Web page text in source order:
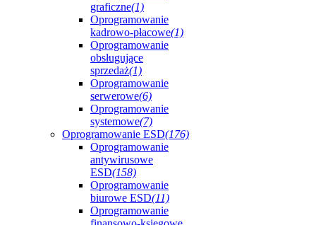
graficzne(1)
Oprogramowanie
kadrowo-płacowe(1)
Oprogramowanie
obsługujące
sprzedaż(1)
Oprogramowanie
serwerowe(6)
Oprogramowanie
systemowe(7)
Oprogramowanie ESD(176)
Oprogramowanie
antywirusowe
ESD(158)
Oprogramowanie
biurowe ESD(11)
Oprogramowanie